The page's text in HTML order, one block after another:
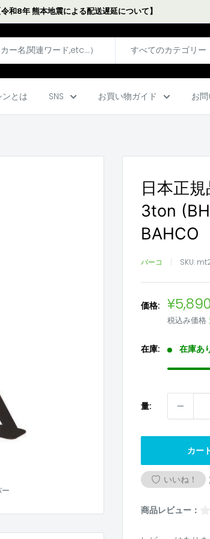
令和8年 熊本地震による配送遅延について】
すべてのカテゴリー
とは SNS お買い物ガイド お
日本正
3ton
BAHCO
バーコ SKU:
価格: 販
売
価
格
税込み価格
在庫: 在庫あ
量:
カー
いいね！
商品レビュー：